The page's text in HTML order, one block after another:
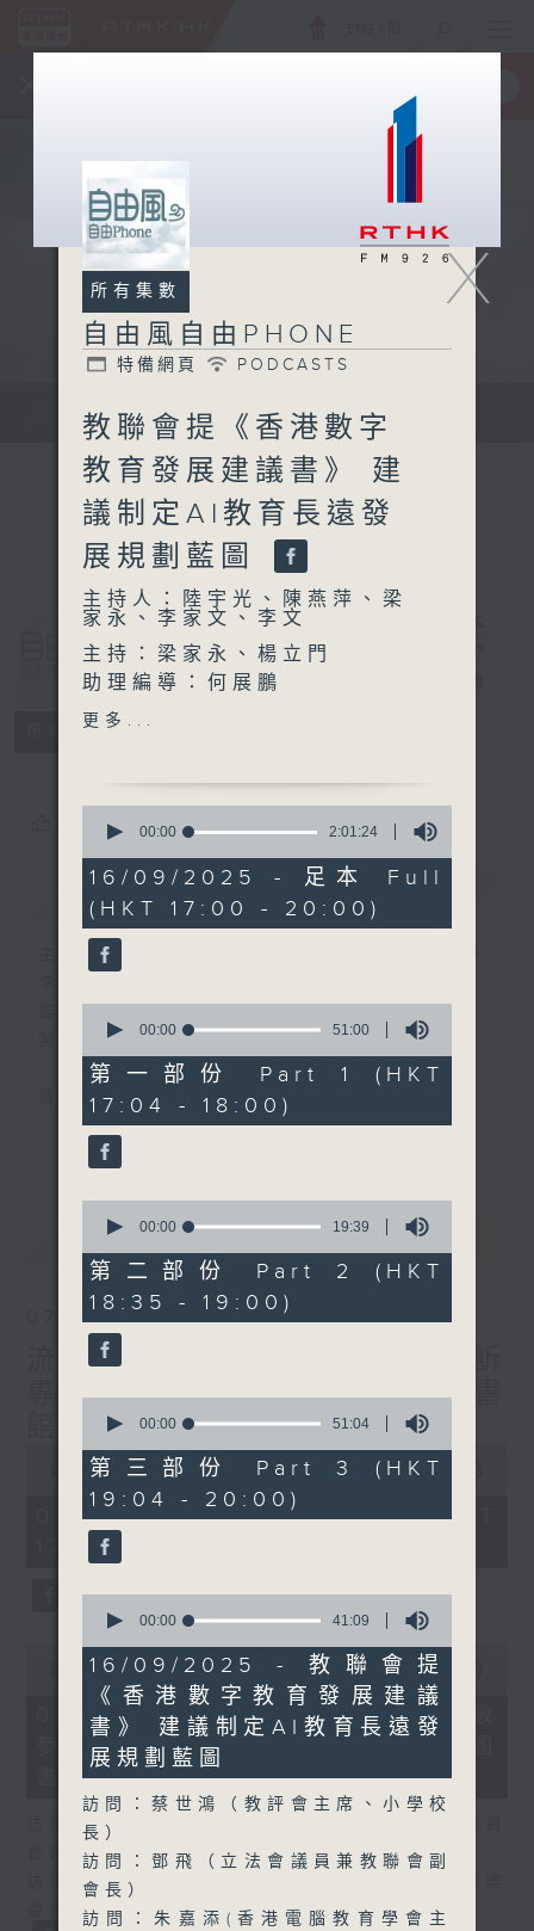
聲音更立體 意見更多元
所有集數
自由風自由
PHONE
您喜歡這個節目嗎?
簡介 GIST
主持人：陸宇光、陳燕萍、梁家永、李家文、
製作：香港電台公共事務組
聲音更立體 意見更多元
1872311 始終如一
Facebook專頁
最新 LATEST
07/08/2026
流動圖書館使用人數參差 申訴
專員主動調查康文署三項圖書
館服務
seconds
minutes,
seconds
00:00 47:42
07/08/2026 - 足本 Full (HKT
17:00 - 18:00)
seconds
minutes,
seconds
00:00 25:07
07/08/2026 - 流動圖書館使用人數
參差 申訴專員主動調查康文署三項圖
書館服務
訪問：何敬康（立法會民政及文化體育事務委員
會副主席）
訪問：董健莉（沙田區議會社區參與及文化康樂
委員會委員）
X
所有集數
自由風自由PHONE
特備網頁 PODCASTS
教聯會提《香港數字
教育發展建議書》 建
議制定AI教育長遠發
展規劃藍圖
主持人：陸宇光、陳燕萍、梁
家永、李家文、李文
主持：梁家永、楊立門
助理編導：何展鵬
編導：張璟瑩
更多...
seconds
2
hours,
1
minute,
24
seconds
00:00 2:01:24
16/09/2025 - 足本 Full
(HKT 17:00 - 20:00)
seconds
51
minutes,
0
seconds
00:00 51:00
第一部份 Part 1 (HKT
17:04 - 18:00)
seconds
19
minutes,
39
seconds
00:00 19:39
第二部份 Part 2 (HKT
18:35 - 19:00)
seconds
51
minutes,
4
seconds
00:00 51:04
第三部份 Part 3 (HKT
19:04 - 20:00)
seconds
41
minutes,
seconds
00:00 41:09
16/09/2025 - 教聯會提
《香港數字教育發展建議
書》 建議制定AI教育長遠發
展規劃藍圖
訪問：蔡世鴻（教評會主席、小學校
長）
訪問：鄧飛（立法會議員兼教聯會副
會長）
訪問：朱嘉添(香港電腦教育學會主